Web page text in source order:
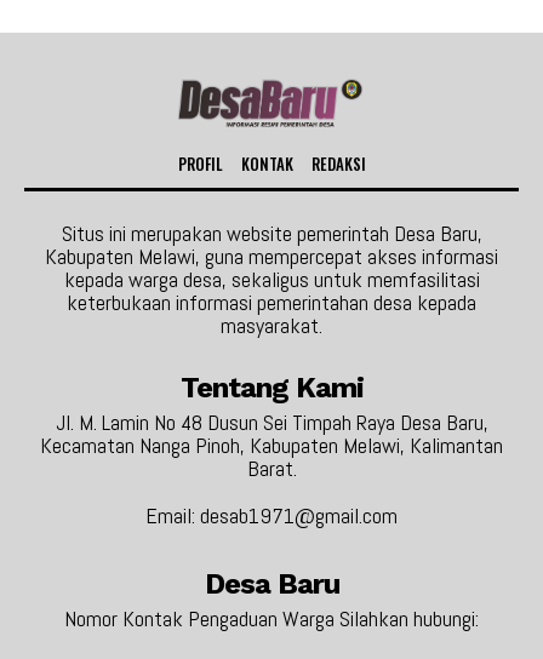
PROFIL KONTAK REDAKSI
Situs ini merupakan website pemerintah Desa Baru,
Kabupaten Melawi, guna mempercepat akses informasi
kepada warga desa, sekaligus untuk memfasilitasi
keterbukaan informasi pemerintahan desa kepada
masyarakat.
Tentang Kami
Jl. M. Lamin No 48 Dusun Sei Timpah Raya Desa Baru,
Kecamatan Nanga Pinoh, Kabupaten Melawi, Kalimantan
Barat.
Email: desab1971@gmail.com
Desa Baru
Nomor Kontak Pengaduan Warga Silahkan hubungi: